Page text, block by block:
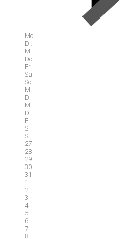
Mo.
Di.
Mi.
Do.
Fr.
Sa.
So.
M
D
M
D
F
S
S
27
28
29
30
31
1
2
3
4
5
6
7
8